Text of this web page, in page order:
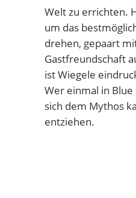
Welt zu errichten.
um das
drehen, gepaart
Gastfreundschaft
ist Wiegele
Wer einmal in Blue
sich dem Mythos
entziehen.